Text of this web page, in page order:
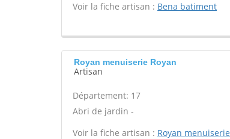
Voir la fiche artisan : Bena batiment
Royan menuiserie Royan
Artisan
Département: 17
Abri de jardin -
Voir la fiche artisan : Royan menuiserie